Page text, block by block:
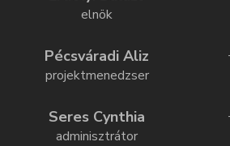
elnök
Pécsváradi Aliz
projektmenedzser
Seres Cynthia
adminisztrátor